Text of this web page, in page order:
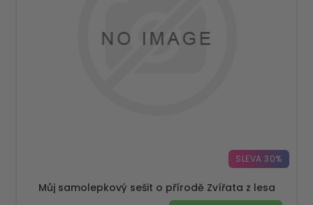
SLEVA 30%
Můj samolepkový sešit o přírodě Zvířata z lesa